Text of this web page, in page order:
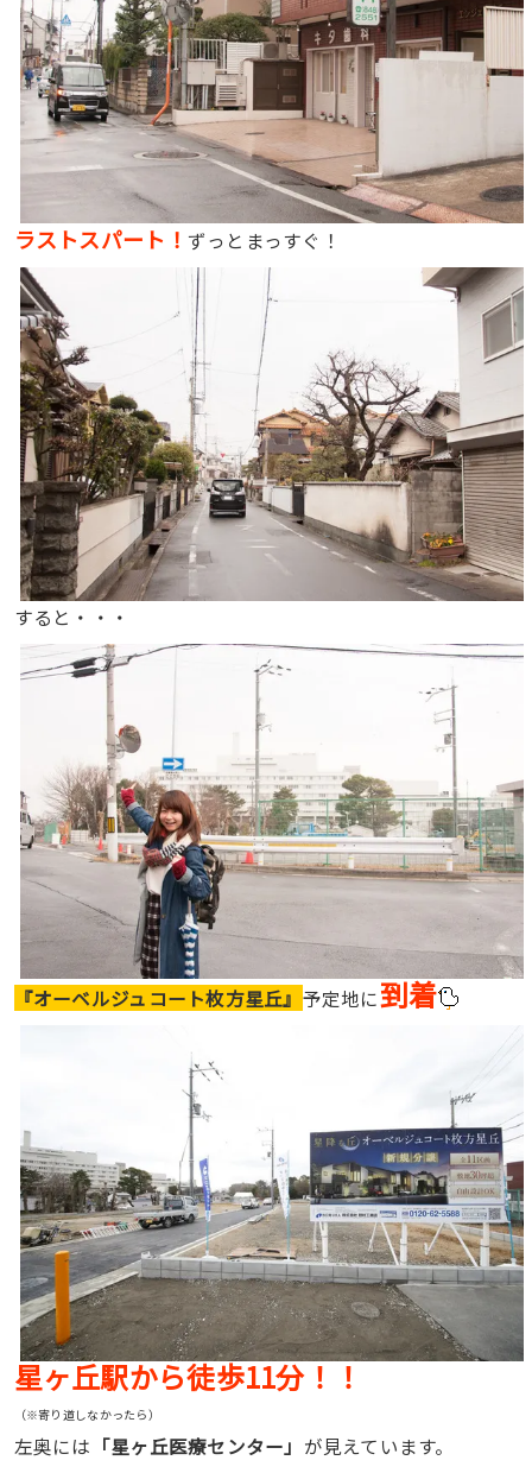
ラストスパート！ ずっとまっすぐ！
すると・・・
『オーベルジュコート枚方星丘』 予定地に到着
星ヶ丘駅から徒歩11分！！
（※寄り道しなかったら）
左奥には 「星ヶ丘医療センター」 が見えています。